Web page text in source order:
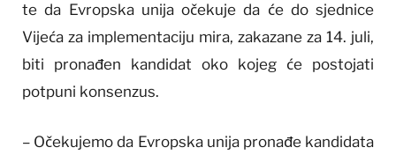
te da Evropska unija očekuje da će do sjednice
Vijeća za implementaciju mira, zakazane za 14. juli,
biti pronađen kandidat oko kojeg će postojati
potpuni konsenzus.
– Očekujemo da Evropska unija pronađe kandidata